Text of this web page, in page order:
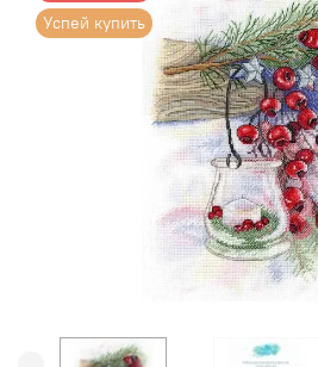
Успей купить